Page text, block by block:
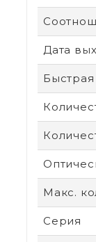
Дата
Макс.
Серия